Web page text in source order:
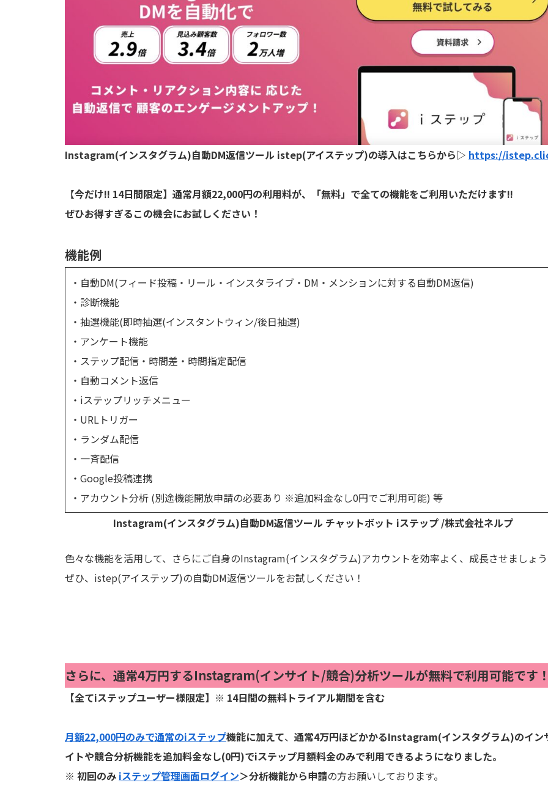
Instagram(インスタグラム)自動DM返信ツール istep(アイステップ)の導入はこちらから▷ https://
【今だけ!! 14日間限定】通常月額22,000円の利用料が、「無料」で全ての機能をご利用いただけます!!
ぜひお得すぎるこの機会にお試しください！
機能例
・自動DM(フィード投稿・リール・インスタライブ・DM・メンションに対する自動DM返信)
・診断機能
・抽選機能(即時抽選(インスタントウィン/後日抽選)
・アンケート機能
・ステップ配信・時間差・時間指定配信
・自動コメント返信
・iステップリッチメニュー
・URLトリガー
・ランダム配信
・一斉配信
・Google投稿連携
・アカウント分析 (別途機能開放申請の必要あり ※追加料金なし0円でご利用可能) 等
Instagram(インスタグラム)自動DM返信ツール チャットボット iステップ /株式会社ネルプ
色々な機能を活用して、さらにご自身のInstagram(インスタグラム)アカウントを効率よく、成長させましょ
ぜひ、istep(アイステップ)の自動DM返信ツールをお試しください！
さらに、通常4万円するInstagram(インサイト/競合)分析ツールが無料で利用可能です
【全てiステップユーザー様限定】※ 14日間の無料トライアル期間を含む
月額22,000円のみで通常のiステップ機能に加えて、 通常4万円ほどかかるInstagram(インスタグラム)のイン
イトや競合分析機能を追加料金なし(0円)でiステップ月額料金のみで利用できるようになりました。
※ 初回のみ iステップ管理画面ログイン＞分析機能から申請の方お願いしております。